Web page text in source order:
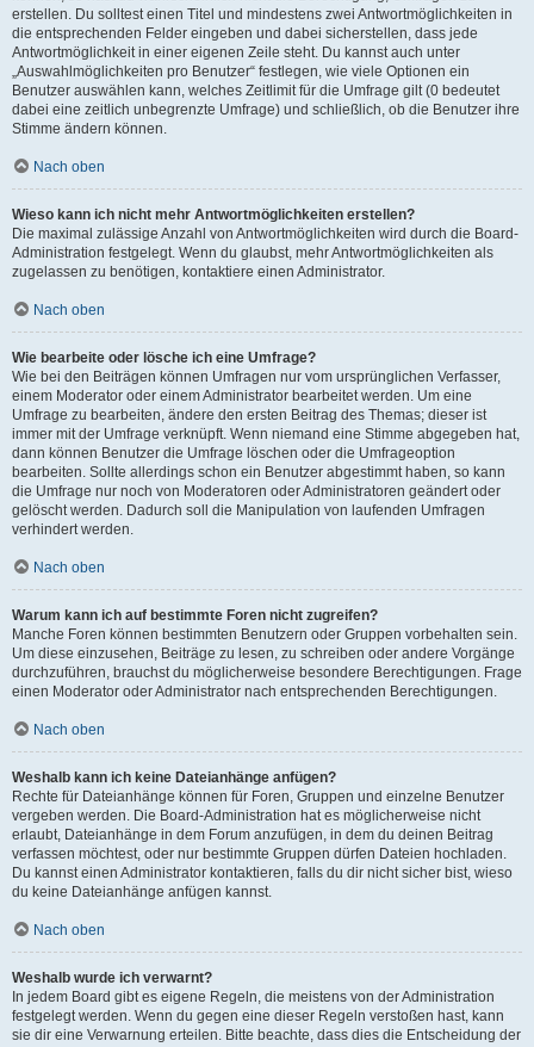
erstellen. Du solltest einen Titel und mindestens zwei Antwortmöglichkeiten in
die entsprechenden Felder eingeben und dabei sicherstellen, dass jede
Antwortmöglichkeit in einer eigenen Zeile steht. Du kannst auch unter
„Auswahlmöglichkeiten pro Benutzer“ festlegen, wie viele Optionen ein
Benutzer auswählen kann, welches Zeitlimit für die Umfrage gilt (0 bedeutet
dabei eine zeitlich unbegrenzte Umfrage) und schließlich, ob die Benutzer ihre
Stimme ändern können.
Nach oben
Wieso kann ich nicht mehr Antwortmöglichkeiten erstellen?
Die maximal zulässige Anzahl von Antwortmöglichkeiten wird durch die Board-
Administration festgelegt. Wenn du glaubst, mehr Antwortmöglichkeiten als
zugelassen zu benötigen, kontaktiere einen Administrator.
Nach oben
Wie bearbeite oder lösche ich eine Umfrage?
Wie bei den Beiträgen können Umfragen nur vom ursprünglichen Verfasser,
einem Moderator oder einem Administrator bearbeitet werden. Um eine
Umfrage zu bearbeiten, ändere den ersten Beitrag des Themas; dieser ist
immer mit der Umfrage verknüpft. Wenn niemand eine Stimme abgegeben hat,
dann können Benutzer die Umfrage löschen oder die Umfrageoption
bearbeiten. Sollte allerdings schon ein Benutzer abgestimmt haben, so kann
die Umfrage nur noch von Moderatoren oder Administratoren geändert oder
gelöscht werden. Dadurch soll die Manipulation von laufenden Umfragen
verhindert werden.
Nach oben
Warum kann ich auf bestimmte Foren nicht zugreifen?
Manche Foren können bestimmten Benutzern oder Gruppen vorbehalten sein.
Um diese einzusehen, Beiträge zu lesen, zu schreiben oder andere Vorgänge
durchzuführen, brauchst du möglicherweise besondere Berechtigungen. Frage
einen Moderator oder Administrator nach entsprechenden Berechtigungen.
Nach oben
Weshalb kann ich keine Dateianhänge anfügen?
Rechte für Dateianhänge können für Foren, Gruppen und einzelne Benutzer
vergeben werden. Die Board-Administration hat es möglicherweise nicht
erlaubt, Dateianhänge in dem Forum anzufügen, in dem du deinen Beitrag
verfassen möchtest, oder nur bestimmte Gruppen dürfen Dateien hochladen.
Du kannst einen Administrator kontaktieren, falls du dir nicht sicher bist, wieso
du keine Dateianhänge anfügen kannst.
Nach oben
Weshalb wurde ich verwarnt?
In jedem Board gibt es eigene Regeln, die meistens von der Administration
festgelegt werden. Wenn du gegen eine dieser Regeln verstoßen hast, kann
sie dir eine Verwarnung erteilen. Bitte beachte, dass dies die Entscheidung der